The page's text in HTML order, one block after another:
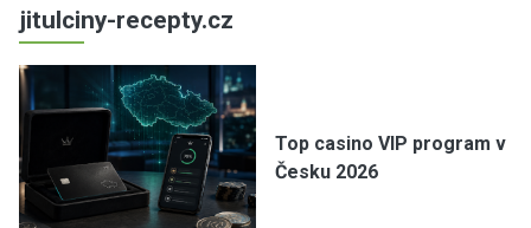
jitulciny-recepty.cz
Top casino VIP program v
Česku 2026